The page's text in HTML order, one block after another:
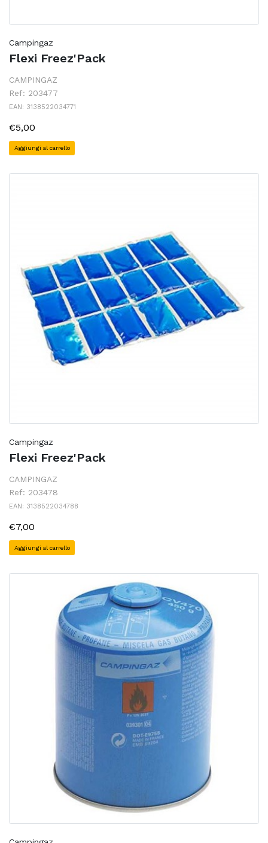
Campingaz
Flexi Freez'Pack
CAMPINGAZ
Ref: 203477
EAN: 3138522034771
€5,00
Aggiungi al carrello
Campingaz
Flexi Freez'Pack
CAMPINGAZ
Ref: 203478
EAN: 3138522034788
€7,00
Aggiungi al carrello